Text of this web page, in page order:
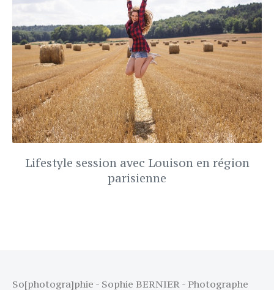
Lifestyle session avec Louison en région
parisienne
So[photogra]phie - Sophie BERNIER - Photographe